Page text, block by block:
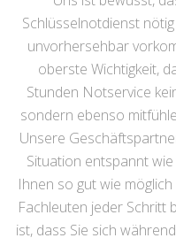
Schlüsselnotdienst
unvorhersehbar
oberste Wichtigkeit,
Stunden Notservice
sondern ebenso
Unsere
Situation entspannt
Ihnen so gut wie
Fachleuten jeder Schritt
ist, dass Sie sich